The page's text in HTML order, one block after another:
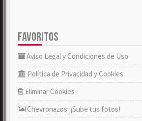
FAVORITOS
Aviso Legal y Condiciones de Uso
Política de Privacidad y Cookies
Eliminar Cookies
Chevronazos: ¡Sube tus fotos!